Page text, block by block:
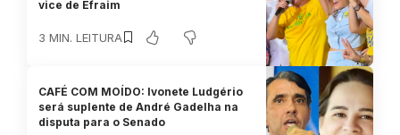
vice de Efraim
3 MIN. LEITURA
CAFÉ COM MOÍDO: Ivonete Ludgério
será suplente de André Gadelha na
disputa para o Senado